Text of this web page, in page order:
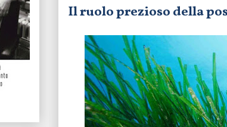
Il ruolo prezioso della